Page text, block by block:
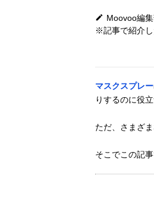
Moovoo編
※記事で紹介し
マスクスプレー
りするのに役
ただ、さまざ
そこでこの記事